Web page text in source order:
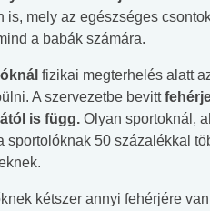
is, mely az egészséges
a babák számára.
fizikai megterhelés alatt
A szervezetbe bevitt
is függ. Olyan sportoknál,
sportolóknak 50 százalékkal
kétszer annyi fehérjére